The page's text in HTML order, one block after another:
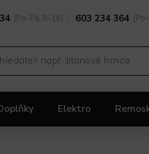
(Po-Pá, 8-16) 603 234 364
Elektro